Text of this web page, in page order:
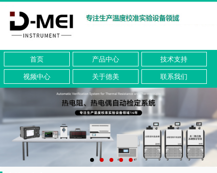
首页 产品中心 技术支持
视频中心 关于德美 联系我们